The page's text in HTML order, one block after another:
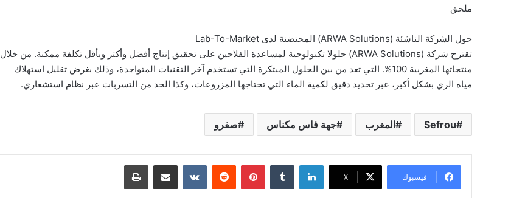
ملحق
حول الشركة الناشئة (ARWA Solutions) المحتضنة لدى Lab-To-Market
تقترح شركة (ARWA Solutions) حلولا تكنولوجية لمساعدة الفلاحين على تحقيق إنتاج أفضل وأكثر وبأقل تكلفة ممكنة. من خلال
منتجاتها المغربية 100%. التي تعد من بين الحلول المبتكرة التي تستخدم آخر التقنيات المتواجدة، وذلك بغرض تقليل استهلاك
مياه الري بشكل أكبر، عبر تحديد دقيق لكمية الماء التي تحتاجها المزروعات، وكذا الحد من التسربات عبر نظام استشعاري.
Sefrou المغرب جهة فاس مكناس صفرو
فيسبوك ‫X
لينكدإن بينتيريست مشاركة عبر البريد طباعة